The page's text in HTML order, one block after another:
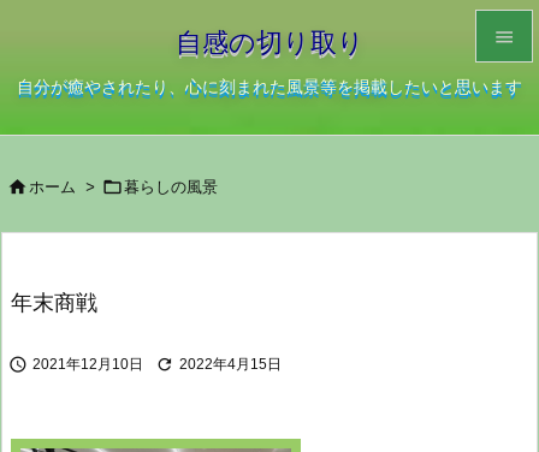
自感の切り取り
自分が癒やされたり、心に刻まれた風景等を掲載したいと思います


前へ
ホーム > 暮らしの風景
年末商戦
 2021年12月10日  2022年4月15日